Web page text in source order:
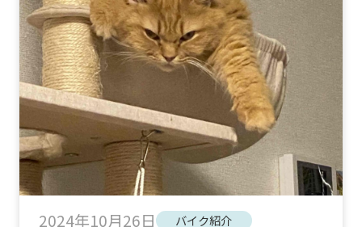
2024年10月26日 バイク紹介